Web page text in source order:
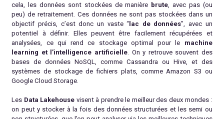
cela, les données sont stockées de manière brute, avec pas (ou
peu) de retraitement. Ces données ne sont pas stockées dans un
objectif précis, c’est donc un vaste “ lac de données”, avec un
potentiel à définir. Elles peuvent être facilement récupérées et
analysées, ce qui rend ce stockage optimal pour le machine
learning et l’intelligence artificielle. On y retrouve souvent des
bases de données NoSQL, comme Cassandra ou Hive, et des
systèmes de stockage de fichiers plats, comme Amazon S3 ou
Google Cloud Storage.
Les Data Lakehouse visent à prendre le meilleur des deux mondes :
on peut y stocker à la fois des données structurées et les semi ou